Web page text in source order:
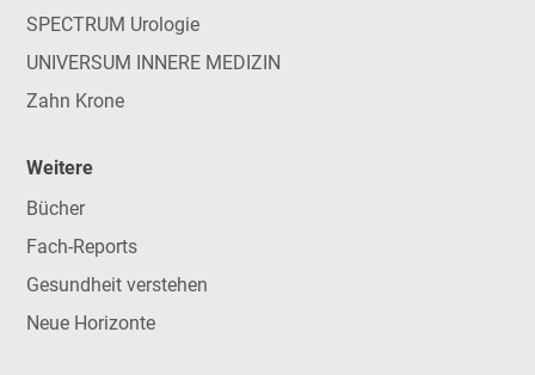
SPECTRUM Urologie
UNIVERSUM INNERE MEDIZIN
Zahn Krone
Weitere
Bücher
Fach-Reports
Gesundheit verstehen
Neue Horizonte